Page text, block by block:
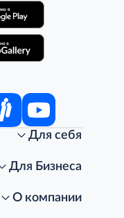
Для себя
Для Бизнеса
О компании